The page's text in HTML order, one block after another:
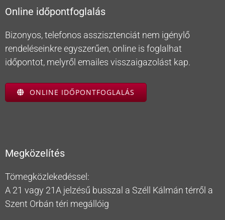
Online időpontfoglalás
Bizonyos, telefonos asszisztenciát nem igénylő
rendeléseinkre egyszerűen, online is foglalhat
időpontot, melyről emailes visszaigazolást kap.
ONLINE IDŐPONTFOGLALÁS
Megközelítés
Tömegközlekedéssel:
A 21 vagy 21A jelzésű busszal a Széll Kálmán térről a
Szent Orbán téri megállóig